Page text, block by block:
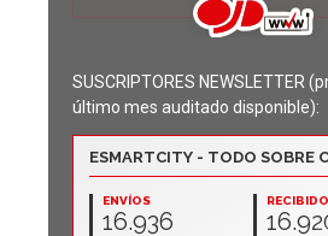
SUSCRIPTORES NEWSLETTER
último mes auditado disponible):